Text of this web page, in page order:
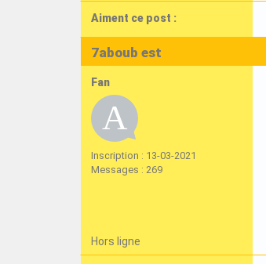
Aiment ce post :
7aboub est
Fan
Inscription : 13-03-2021
Messages : 269
Hors ligne